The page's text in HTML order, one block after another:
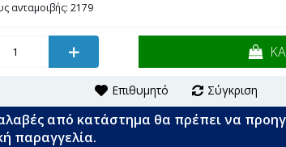
ανταμοιβής: 2179
+
Επιθυμητό Σύγκριση
από κατάστημα θα πρέπει να
παραγγελία.